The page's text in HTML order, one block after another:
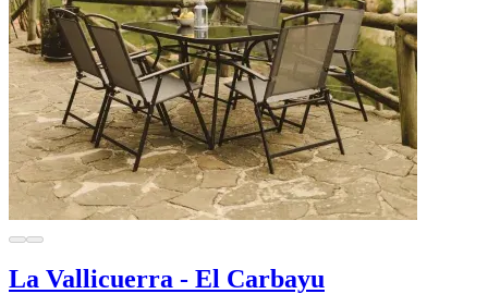
La Vallicuerra - El Carbayu